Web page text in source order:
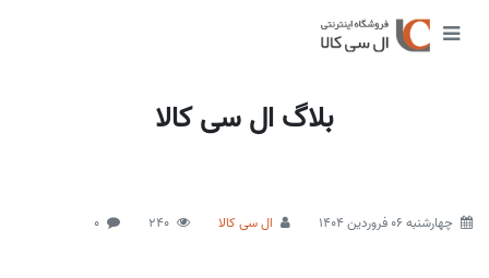
بلاگ ال سی کالا
چهارشنبه 06 فروردین 1404 ال سی کالا 240
0